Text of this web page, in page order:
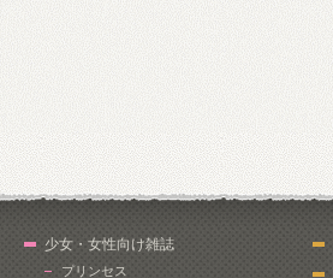
少女・女性向け雑誌
プリンセス